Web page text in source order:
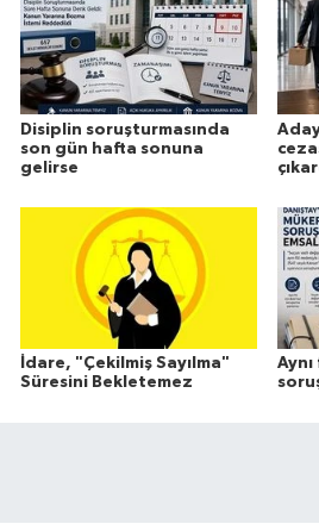
Disiplin soruşturmasında
son gün hafta sonuna
gelirse
İdare, "Çekilmiş Sayılma"
Süresini Bekletemez